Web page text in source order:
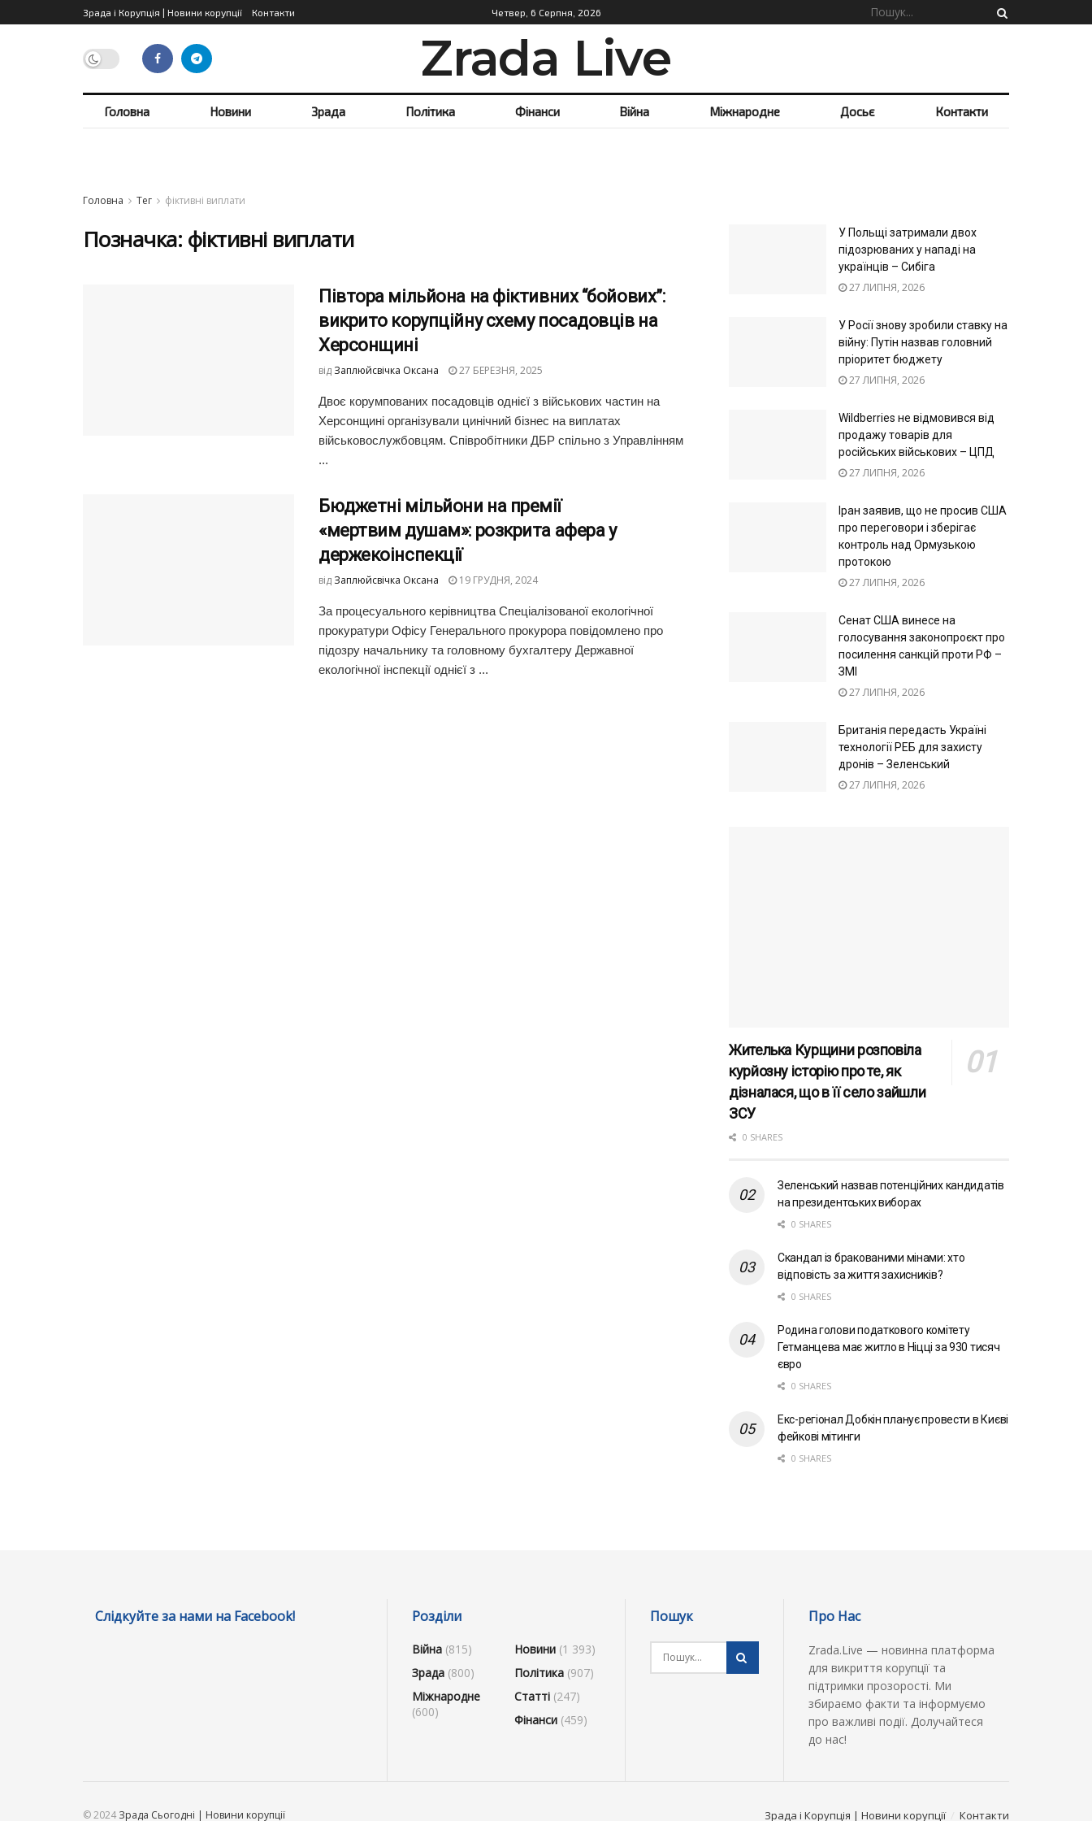
Зрада і Корупція | Новини корупції Контакти Четвер, 6 Серпня, 2026
Zrada Live
Головна Новини Зрада Політика Фінанси Війна Міжнародне Досьє Контакти
Головна Тег фіктивні виплати
Позначка: фіктивні виплати
Півтора мільйона на фіктивних “бойових”:
викрито корупційну схему посадовців на
Херсонщині
від Заплюйсвічка Оксана 27 БЕРЕЗНЯ, 2025
Двоє корумпованих посадовців однієї з військових частин на
Херсонщині організували цинічний бізнес на виплатах
військовослужбовцям. Співробітники ДБР спільно з Управлінням
...
Бюджетні мільйони на премії
«мертвим душам»: розкрита афера у
держекоінспекції
від Заплюйсвічка Оксана 19 ГРУДНЯ, 2024
За процесуального керівництва Спеціалізованої екологічної
прокуратури Офісу Генерального прокурора повідомлено про
підозру начальнику та головному бухгалтеру Державної
екологічної інспекції однієї з ...
У Польщі затримали двох
підозрюваних у нападі на
українців – Сибіга
27 ЛИПНЯ, 2026
У Росії знову зробили ставку на
війну: Путін назвав головний
пріоритет бюджету
27 ЛИПНЯ, 2026
Wildberries не відмовився від
продажу товарів для
російських військових – ЦПД
27 ЛИПНЯ, 2026
Іран заявив, що не просив США
про переговори і зберігає
контроль над Ормузькою
протокою
27 ЛИПНЯ, 2026
Сенат США винесе на
голосування законопроєкт про
посилення санкцій проти РФ –
ЗМІ
27 ЛИПНЯ, 2026
Британія передасть Україні
технології РЕБ для захисту
дронів – Зеленський
27 ЛИПНЯ, 2026
Жителька Курщини розповіла
курйозну історію про те, як
дізналася, що в її село зайшли
ЗСУ
0 SHARES
Зеленський назвав потенційних кандидатів
на президентських виборах
0 SHARES
Скандал із бракованими мінами: хто
відповість за життя захисників?
0 SHARES
Родина голови податкового комітету
Гетманцева має житло в Ніцці за 930 тисяч
євро
0 SHARES
Екс-регіонал Добкін планує провести в Києві
фейкові мітинги
0 SHARES
Слідкуйте за нами на Facebook! Розділи
Війна (815)
Зрада (800)
Міжнародне
(600)
Новини(1 393)
Політика(907)
Статті(247)
Фінанси(459)
Пошук Про Нас
Zrada.Live — новинна платформа
для викриття корупції та
підтримки прозорості. Ми
збираємо факти та інформуємо
про важливі події. Долучайтеся
до нас!
Зрада і Корупція | Новини корупції Контакти
© 2024 Зрада Сьогодні | Новини корупції